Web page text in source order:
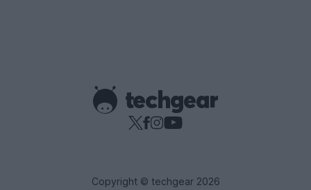
Copyright © techgear 2026